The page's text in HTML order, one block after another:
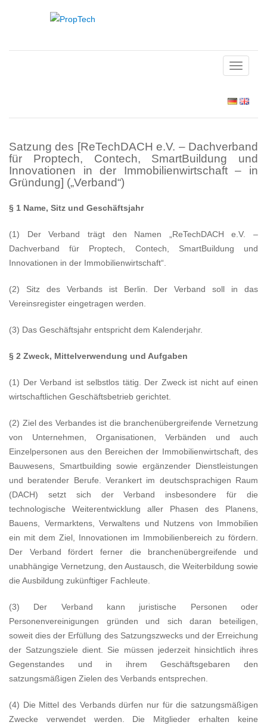
TOGGLE
Satzung des [ReTechDACH e.V. – Dachverband
für Proptech, Contech, SmartBuildung und
Innovationen in der Immobilienwirtschaft – in
Gründung] („Verband“)
§ 1 Name, Sitz und Geschäftsjahr
(1) Der Verband trägt den Namen „ReTechDACH e.V. –
Dachverband für Proptech, Contech, SmartBuildung und
Innovationen in der Immobilienwirtschaft“.
(2) Sitz des Verbands ist Berlin. Der Verband soll in das
Vereinsregister eingetragen werden.
(3) Das Geschäftsjahr entspricht dem Kalenderjahr.
§ 2 Zweck, Mittelverwendung und Aufgaben
(1) Der Verband ist selbstlos tätig. Der Zweck ist nicht auf einen
wirtschaftlichen Geschäftsbetrieb gerichtet.
(2) Ziel des Verbandes ist die branchenübergreifende Vernetzung
von Unternehmen, Organisationen, Verbänden und auch
Einzelpersonen aus den Bereichen der Immobilienwirtschaft, des
Bauwesens, Smartbuilding sowie ergänzender Dienstleistungen
und beratender Berufe. Verankert im deutschsprachigen Raum
(DACH) setzt sich der Verband insbesondere für die
technologische Weiterentwicklung aller Phasen des Planens,
Bauens, Vermarktens, Verwaltens und Nutzens von Immobilien
ein mit dem Ziel, Innovationen im Immobilienbereich zu fördern.
Der Verband fördert ferner die branchenübergreifende und
unabhängige Vernetzung, den Austausch, die Weiterbildung sowie
die Ausbildung zukünftiger Fachleute.
(3) Der Verband kann juristische Personen oder
Personenvereinigungen gründen und sich daran beteiligen,
soweit dies der Erfüllung des Satzungszwecks und der Erreichung
der Satzungsziele dient. Sie müssen jederzeit hinsichtlich ihres
Gegenstandes und in ihrem Geschäftsgebaren den
satzungsmäßigen Zielen des Verbands entsprechen.
(4) Die Mittel des Verbands dürfen nur für die satzungsmäßigen
Zwecke verwendet werden. Die Mitglieder erhalten keine